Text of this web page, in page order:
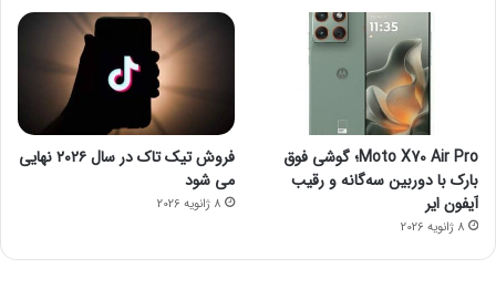
Moto X70 Air Pro؛ گوشی فوق
بارک با دوربین سه‌گانه و رقیب
آیفون ایر
8 ژانویه 2026
فروش تیک تاک در سال ۲۰۲۶ نهایی
می شود
8 ژانویه 2026